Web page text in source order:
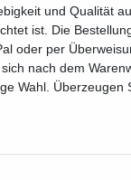
und Qualität
ist. Die
oder per
nach dem
Wahl. Überzeugen